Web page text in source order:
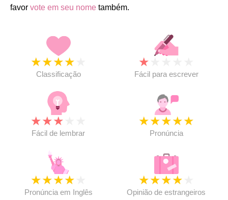
favor vote em seu nome também.
★★★★
Classificação
★
Fácil para escrever
★★★
Fácil de lembrar
★★★★★
Pronúncia
★★★★
Pronúncia em Inglês
★★★★
Opinião de estrangeiros